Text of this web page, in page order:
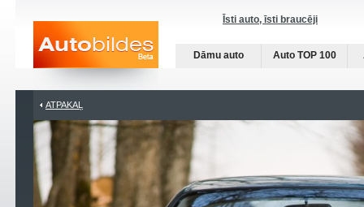
Īsti auto, īsti braucēji
Dāmu auto Auto TOP 100
ATPAKAĻ